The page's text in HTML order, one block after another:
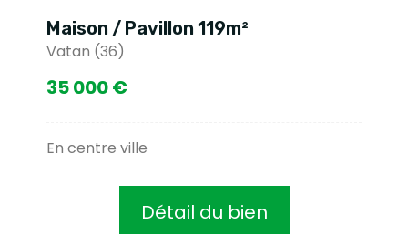
Maison / Pavillon 119m²
Vatan (36)
35 000 €
En centre ville
Détail du bien